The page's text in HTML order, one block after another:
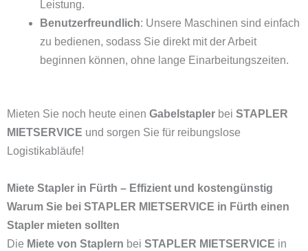
Leistung.
Benutzerfreundlich: Unsere Maschinen sind einfach
zu bedienen, sodass Sie direkt mit der Arbeit
beginnen können, ohne lange Einarbeitungszeiten.
Mieten Sie noch heute einen Gabelstapler bei STAPLER
MIETSERVICE und sorgen Sie für reibungslose
Logistikabläufe!
Miete Stapler in Fürth – Effizient und kostengünstig
Warum Sie bei STAPLER MIETSERVICE in Fürth einen
Stapler mieten sollten
Die Miete von Staplern bei STAPLER MIETSERVICE in